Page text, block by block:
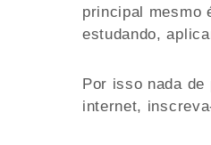
principal mesmo
estudando,
Por isso nada de
internet,